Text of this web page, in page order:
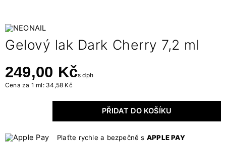
Gelový lak Dark Cherry 7,2 ml
249,00 Kčs dph
Cena za 1 ml: 34,58 Kč
PŘIDAT DO KOŠÍKU
Plaťte rychle a bezpečně s APPLE PAY